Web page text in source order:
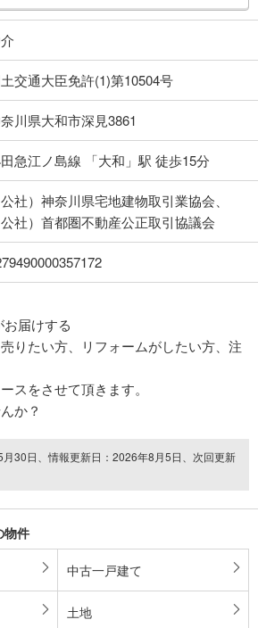
交通大臣免許(1)第10504号
川県大和市深見3861
急江ノ島線 「大和」駅 徒歩15分
公社）神奈川県宅地建物取引業協会、
公社）首都圏不動産公正取引協議会
届けする
りたい方、リフォームがしたい方、注
スをさせて頂きます。
か？
30日、情報更新日：2026年8月5日、次回更新
物件
中古一戸建て
土地